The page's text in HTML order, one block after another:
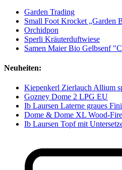
Garden Trading
Small Foot Krocket „Garden
Orchidpon
Sperli Kräuterduftwiese
Samen Maier Bio Gelbsenf
Neuheiten:
Kiepenkerl Zierlauch Allium
Gozney Dome 2 LPG EU
Ib Laursen Laterne graues
Dome & Dome XL Wood-
Ib Laursen Topf mit